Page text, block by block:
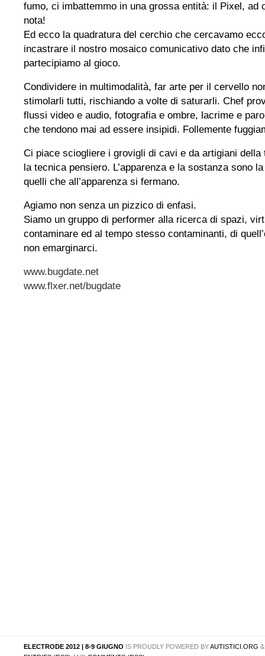
fumo, ci imbattemmo in una grossa entità: il Pixel, ad
nota!
Ed ecco la quadratura del cerchio che cercavamo
incastrare il nostro mosaico comunicativo dato che
partecipiamo al gioco.
Condividere in multimodalità, far arte per il cervello
stimolarli tutti, rischiando a volte di saturarli. Chef
flussi video e audio, fotografia e ombre, lacrime e
che tendono mai ad essere insipidi. Follemente
Ci piace sciogliere i grovigli di cavi e da artigiani della
la tecnica pensiero. L’apparenza e la sostanza sono
quelli che all’apparenza si fermano.
Agiamo non senza un pizzico di enfasi.
Siamo un gruppo di performer alla ricerca di spazi,
contaminare ed al tempo stesso contaminanti, di
non emarginarci.
www.bugdate.net
www.flxer.net/bugdate
ELECTRODE 2012 | 8-9 GIUGNO IS PROUDLY POWERED BYAUTISTICI.ORG